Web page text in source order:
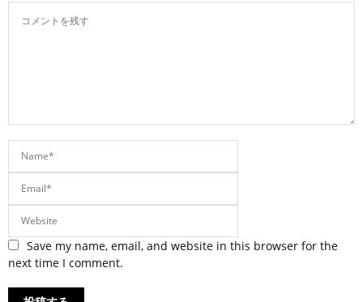
Save my name, email, and website in this browser for the
next time I comment.